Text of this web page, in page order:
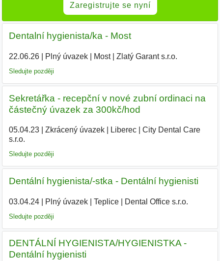
Zaregistrujte se nyní
Dentalní hygienista/ka - Most
22.06.26| Plný úvazek| Most| Zlatý Garant s.r.o.
Sledujte později
Sekretářka - recepční v nové zubní ordinaci na
částečný úvazek za 300kč/hod
05.04.23| Zkrácený úvazek| Liberec|
City Dental Care
s.r.o.
Sledujte později
Dentální hygienista/-stka - Dentální hygienisti
03.04.24| Plný úvazek| Teplice| Dental Office s.r.o.
Sledujte později
DENTÁLNÍ HYGIENISTA/HYGIENISTKA -
Dentální hygienisti